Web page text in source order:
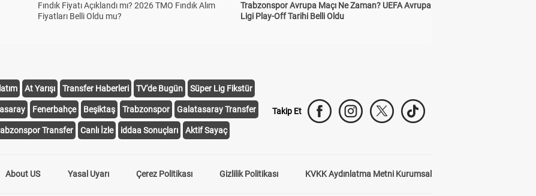
Fındık Fiyatı Açıklandı mı? 2026 TMO Fındık Alım
Fiyatları Belli Oldu mu?
Trabzonspor Avrupa Maçı Ne Zaman? UEFA Avrupa
Ligi Play-Off Tarihi Belli Oldu
At Yarışı Transfer Haberleri TV'de Bugün Süper Lig Fikstür
Fenerbahçe Beşiktaş Trabzonspor Galatasaray Transfer
Transfer Canlı İzle iddaa Sonuçları Aktif Sayaç
Takip Et
About US Yasal Uyarı Çerez Politikası Gizlilik Politikası KVKK Aydınlatma Metni Kurumsal